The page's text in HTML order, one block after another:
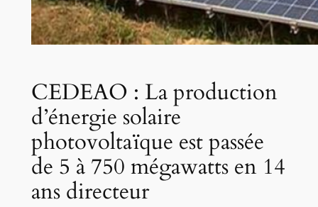
CEDEAO : La production
d’énergie solaire
photovoltaïque est passée
de 5 à 750 mégawatts en 14
ans directeur